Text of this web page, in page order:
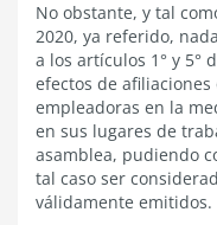
No obstante, y tal
2020, ya referido,
a los artículos 1° y 5°
efectos de
empleadoras en la
en sus lugares de
asamblea, pudiendo
tal caso ser
válidamente emitidos.